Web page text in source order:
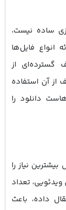
ساده نیست،
انواع فایل‌ها
از
از آن استفاده
دانلود را
نیاز را
تعداد
داده، باعث